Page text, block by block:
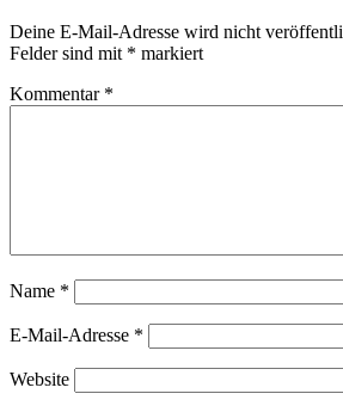
Deine E-Mail-Adresse wird nicht
Felder sind mit * markiert
Kommentar *
Name *
E-Mail-Adresse *
Website